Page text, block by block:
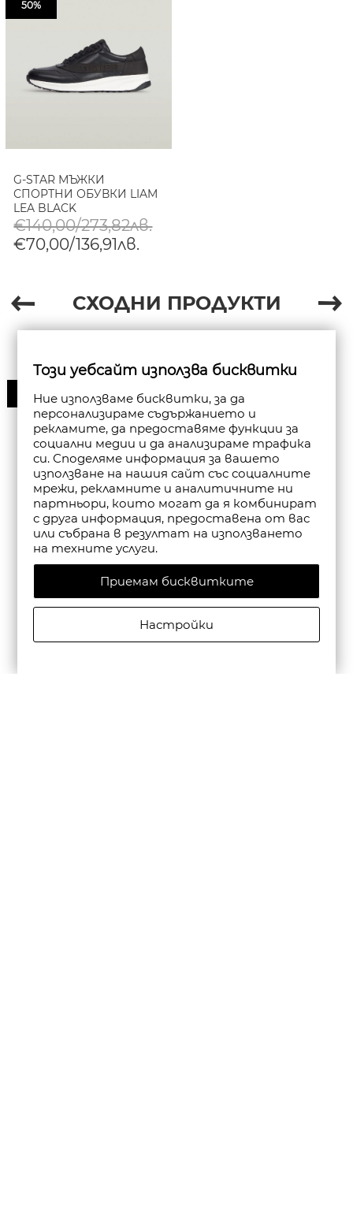
50%
G-STAR МЪЖКИ
СПОРТНИ ОБУВКИ LIAM
LEA BLACK
€140,00/273,82лв.
€70,00/136,91лв.
СХОДНИ ПРОДУКТИ
30%
Този уебсайт използва бисквитки
Ние използваме бисквитки, за да
персонализираме съдържанието и
рекламите, да предоставяме функции за
социални медии и да анализираме трафика
си. Споделяме информация за вашето
използване на нашия сайт със социалните
мрежи, рекламните и аналитичните ни
партньори, които могат да я комбинират
с друга информация, предоставена от вас
или събрана в резултат на използването
на техните услуги.
Приемам бисквитките
Настройки